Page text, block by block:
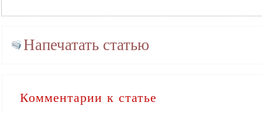
Напечатать статью
Комментарии к статье